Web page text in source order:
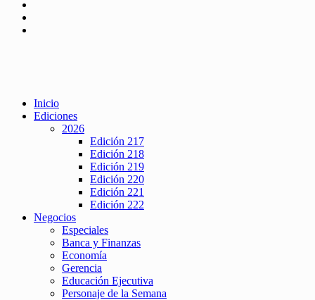
Inicio
Ediciones
2026
Edición 217
Edición 218
Edición 219
Edición 220
Edición 221
Edición 222
Negocios
Especiales
Banca y Finanzas
Economía
Gerencia
Educación Ejecutiva
Personaje de la Semana